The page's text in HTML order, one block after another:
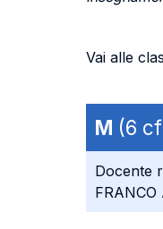
Vai alle
M (6
Docente
FRANCO